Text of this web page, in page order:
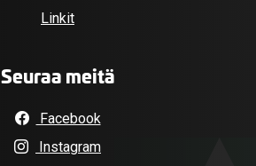
Linkit
Seuraa meitä
Facebook
Instagram